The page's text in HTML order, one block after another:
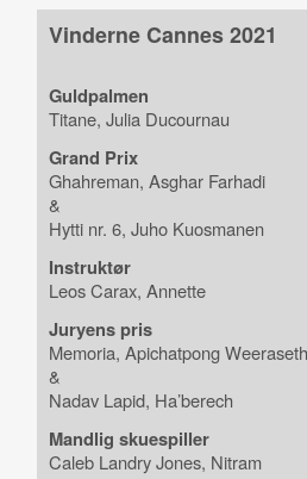
Vinderne Cannes 2021
Guldpalmen
Titane, Julia Ducournau
Grand Prix
Ghahreman, Asghar Farhadi
&
Hytti nr. 6, Juho Kuosmanen
Instruktør
Leos Carax, Annette
Juryens pris
Memoria, Apichatpong
&
Nadav Lapid, Ha’berech
Mandlig skuespiller
Caleb Landry Jones, Nitram